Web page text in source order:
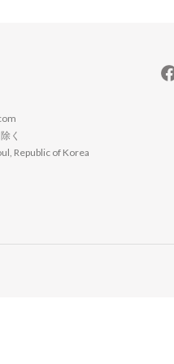
く
Republic of Korea